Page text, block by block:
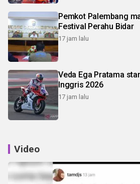
Pemkot Palembang
Festival Perahu Bidar
17 jam lalu
Veda Ega Pratama
Inggris 2026
17 jam lalu
Video